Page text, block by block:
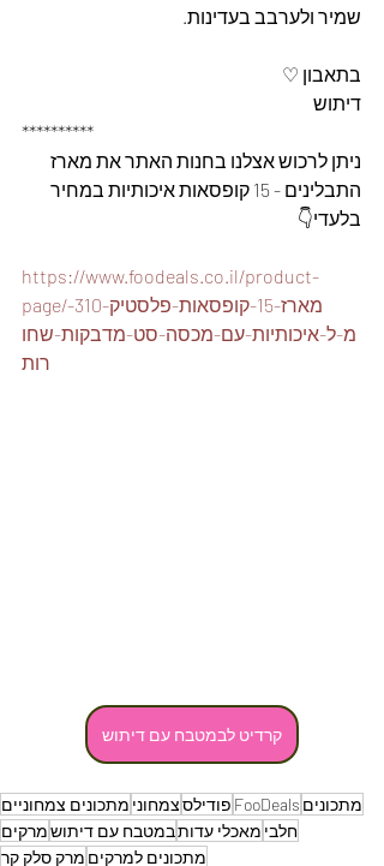
שמיר ולערבב בעדינות.
בתאבון ♡
דיתוש
**********
ניתן לרכוש אצלנו בחנות האתר את מארז
התבלינים - 15 קופסאות איכותיות במחיר
בלעדי👇
https://www.foodeals.co.il/product-
page/מארז-15-קופסאות-פלסטיק-310-
מ-ל-איכותיות-עם-מכסה-סט-מדבקות-שחו
רות
קרדיט לבמטבח עם דיתוש
מתכונים FooDeals פודילסצמחוני מתכונים צמחוניים
חלבי מאכלי עדותבמטבח עם דיתושמרקים
מתכונים למרקים מרק סלק קר